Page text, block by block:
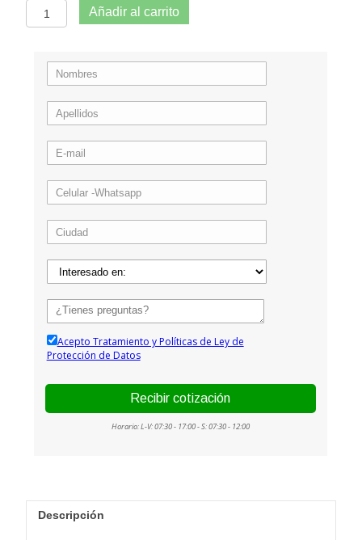
Guante
Protex
cantidad
Añadir al carrito
Descripción